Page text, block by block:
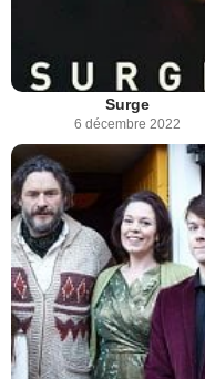
Surge
6 décembre 2022